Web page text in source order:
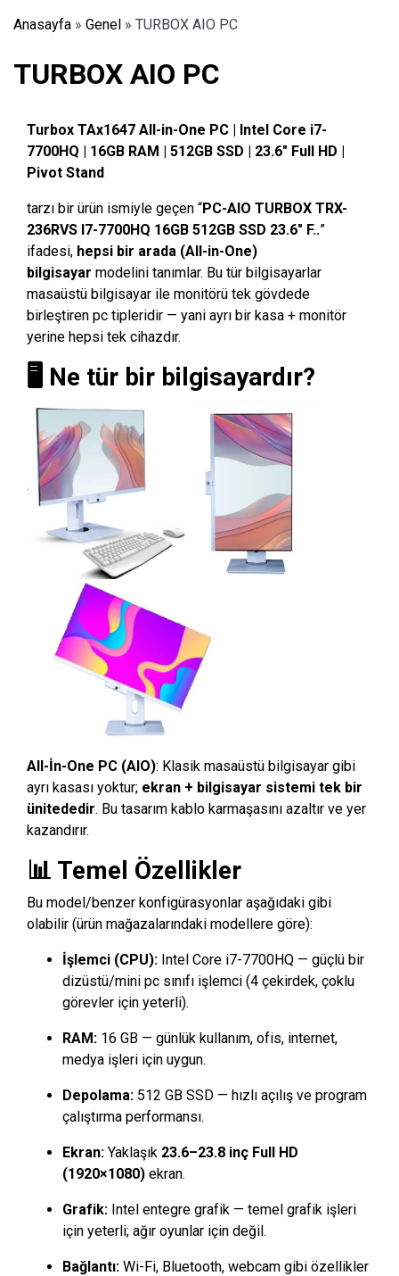
Anasayfa » Genel » TURBOX AIO PC
TURBOX AIO PC
Turbox TAx1647 All-in-One PC | Intel Core i7-
7700HQ | 16GB RAM | 512GB SSD | 23.6″ Full HD |
Pivot Stand
tarzı bir ürün ismiyle geçen “PC-AIO TURBOX TRX-
236RVS I7-7700HQ 16GB 512GB SSD 23.6″ F..”
ifadesi, hepsi bir arada (All-in-One)
bilgisayar modelini tanımlar. Bu tür bilgisayarlar
masaüstü bilgisayar ile monitörü tek gövdede
birleştiren pc tipleridir — yani ayrı bir kasa + monitör
yerine hepsi tek cihazdır.
🖥️ Ne tür bir bilgisayardır?
All-İn-One PC (AIO): Klasik masaüstü bilgisayar gibi
ayrı kasası yoktur; ekran + bilgisayar sistemi tek bir
ünitededir. Bu tasarım kablo karmaşasını azaltır ve yer
kazandırır.
📊 Temel Özellikler
Bu model/benzer konfigürasyonlar aşağıdaki gibi
olabilir (ürün mağazalarındaki modellere göre):
İşlemci (CPU): Intel Core i7-7700HQ — güçlü bir
dizüstü/mini pc sınıfı işlemci (4 çekirdek, çoklu
görevler için yeterli).
RAM: 16 GB — günlük kullanım, ofis, internet,
medya işleri için uygun.
Depolama: 512 GB SSD — hızlı açılış ve program
çalıştırma performansı.
Ekran: Yaklaşık 23.6–23.8 inç Full HD
(1920×1080) ekran.
Grafik: Intel entegre grafik — temel grafik işleri
için yeterli; ağır oyunlar için değil.
Bağlantı: Wi-Fi, Bluetooth, webcam gibi özellikler